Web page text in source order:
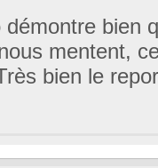
démontre bien
mentent,
bien le